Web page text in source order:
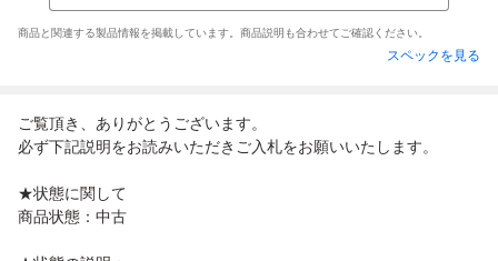
商品と関連する製品情報を掲載しています。商品説明も合わせてご確認ください。
スペックを見る
ご覧頂き、ありがとうございます。
必ず下記説明をお読みいただきご入札をお願いいたします。
★状態に関して
商品状態：中古